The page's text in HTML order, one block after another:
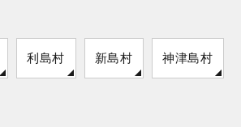
利島村 新島村 神津島村